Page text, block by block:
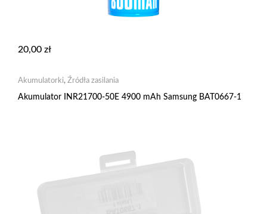
20,00 zł
Akumulatorki, Źródła zasilania
Akumulator INR21700-50E 4900 mAh Samsung BAT0667-1